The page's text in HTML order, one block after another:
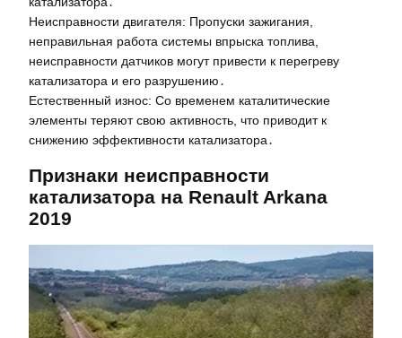
Неисправности двигателя: Пропуски зажигания,
неправильная работа системы впрыска топлива,
неисправности датчиков могут привести к перегреву
катализатора и его разрушению․
Естественный износ: Со временем каталитические
элементы теряют свою активность, что приводит к
снижению эффективности катализатора․
Признаки неисправности
катализатора на Renault Arkana
2019